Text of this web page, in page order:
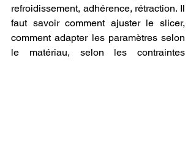
refroidissement, adhérence, rétraction. Il
faut savoir comment ajuster le slicer,
comment adapter les paramètres selon
le matériau, selon les contraintes